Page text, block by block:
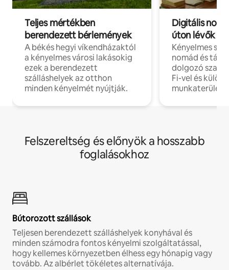
Teljes mértékben
berendezett bérlemények
A békés hegyi víkendházaktól
a kényelmes városi lakásokig
ezek a berendezett
szálláshelyek az otthon
minden kényelmét nyújtják.
Digitális
úton lévők
Kényelmes
nomád és
dolgozó
Fi-vel és külön
Felszereltség és előnyök a hosszabb
foglalásokhoz
Bútorozott szállások
Teljesen berendezett szálláshelyek konyhával és
minden számodra fontos kényelmi szolgáltatással,
hogy kellemes környezetben élhess egy hónapig vagy
tovább. Az albérlet tökéletes alternatívája.